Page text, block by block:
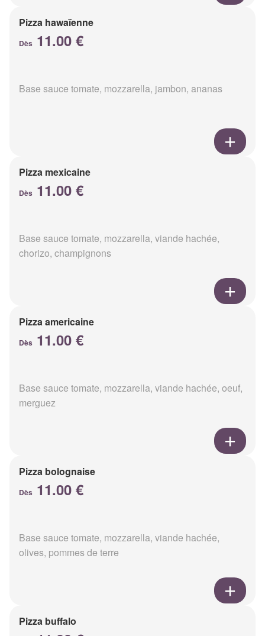
Pizza hawaïenne
Dès 11.00 €
Base sauce tomate, mozzarella, jambon, ananas
Pizza mexicaine
Dès 11.00 €
Base sauce tomate, mozzarella, viande hachée,
chorizo, champignons
Pizza americaine
Dès 11.00 €
Base sauce tomate, mozzarella, viande hachée, oeuf,
merguez
Pizza bolognaise
Dès 11.00 €
Base sauce tomate, mozzarella, viande hachée,
olives, pommes de terre
Pizza buffalo